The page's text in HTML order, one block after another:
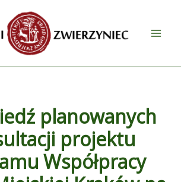
planowanych
projektu
Współpracy